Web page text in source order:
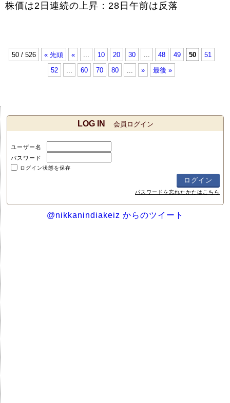
株価は2日連続の上昇：28日午前は反落
50 / 526 « 先頭 « ... 10 20 30 ... 48 49 50
51
52
... 60 70 80 ... » 最後 »
LOG IN 会員ログイン
ユーザー名
パスワード
ログイン状態を保存
パスワードを忘れたかたはこちら
@nikkanindiakeiz からのツイート